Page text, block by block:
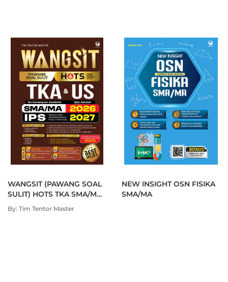
mempelajari materi matematika, fisika, dan kimia. Buku ini terdiri
atas ringkasan teori, soal-soal
latihan, dan paket Ujian Nasional.
Dengan mempelajari materi dan latihan soal dalam buku ini
diharapkan siswatidak takut lagi menghadapi pelajaran eksak
sehingga dapat meraih prestasi puncak yang diinginkan.
WANGSIT (PAWANG SOAL
SULIT) HOTS TKA SMA/MA
IPS 2026/2027
By: Tim Tentor Master
NEW INSIGHT OSN FISIKA
SMA/MA